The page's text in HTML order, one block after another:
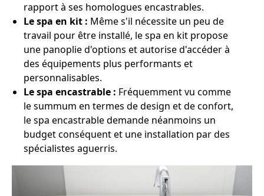
rapport à ses homologues encastrables.
Le spa en kit : Même s'il nécessite un peu de
travail pour être installé, le spa en kit propose
une panoplie d'options et autorise d'accéder à
des équipements plus performants et
personnalisables.
Le spa encastrable : Fréquemment vu comme
le summum en termes de design et de confort,
le spa encastrable demande néanmoins un
budget conséquent et une installation par des
spécialistes aguerris.